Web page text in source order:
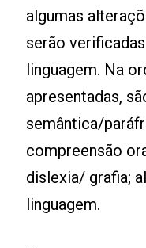
algumas
serão
linguagem. Na
apresentadas,
semântica/
compreensão
dislexia/ grafia;
linguagem.